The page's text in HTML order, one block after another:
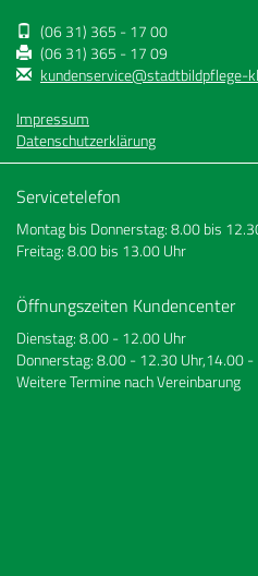
(06 31) 365 - 17 00
(06 31) 365 - 17 09
kundenservice@stadtbildpflege-
Impressum
Datenschutzerklärung
Servicetelefon
Montag bis Donnerstag: 8.00 bis
Freitag: 8.00 bis 13.00 Uhr
Öffnungszeiten Kundencenter
Dienstag: 8.00 - 12.00 Uhr
Donnerstag: 8.00 - 12.30 Uhr,14.00
Weitere Termine nach Vereinbarung